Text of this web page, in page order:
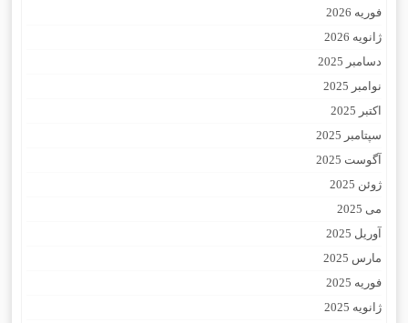
فوریه 2026
ژانویه 2026
دسامبر 2025
نوامبر 2025
اکتبر 2025
سپتامبر 2025
آگوست 2025
ژوئن 2025
می 2025
آوریل 2025
مارس 2025
فوریه 2025
ژانویه 2025